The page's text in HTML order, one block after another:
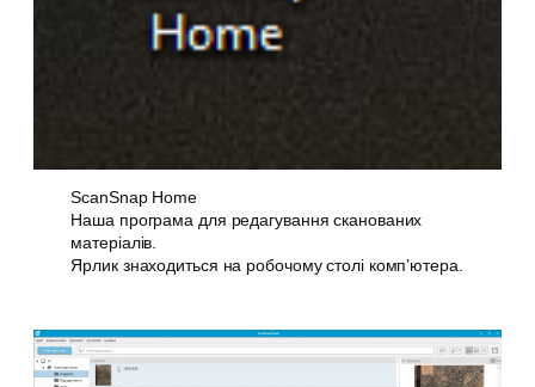
ScanSnap Home
Наша програма для редагування сканованих
матеріалів.
Ярлик знаходиться на робочому столі комп’ютера.